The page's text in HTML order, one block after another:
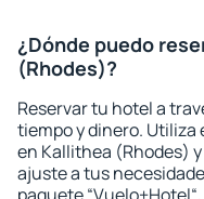
¿Dónde puedo
(Rhodes)?
Reservar tu hotel a
tiempo y dinero. Utiliza
en Kallithea (Rhodes)
ajuste a tus